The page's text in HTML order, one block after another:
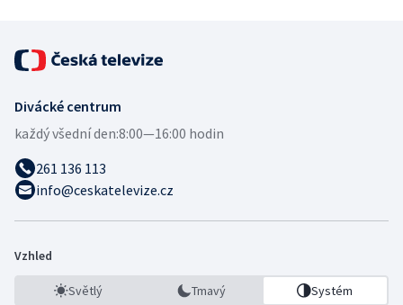
Divácké centrum
každý všední den:8:00—16:00 hodin
261 136 113
info@ceskatelevize.cz
Vzhled
Světlý Tmavý Systém